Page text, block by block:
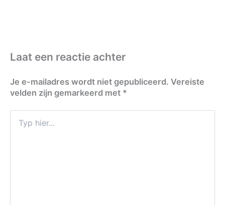
Laat een reactie achter
Je e-mailadres wordt niet gepubliceerd. Vereiste
velden zijn gemarkeerd met *
hier...